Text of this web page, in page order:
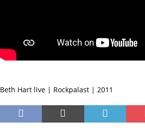
Beth Hart live | Rockpalast | 2011